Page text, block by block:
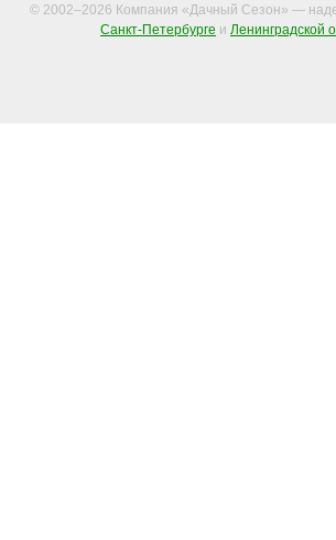
© 2002–2026 Компания «Дачный Сезон» —
Санкт-Петербурге и Ленинградской